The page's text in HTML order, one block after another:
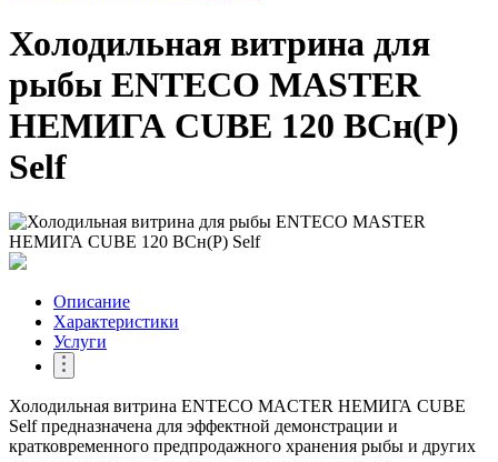
Холодильная витрина для
рыбы ENTECO MASTER
НЕМИГА CUBE 120 ВСн(Р)
Self
Описание
Характеристики
Услуги
Холодильная витрина ENTECO MACTER НЕМИГА CUBE
Self предназначена для эффектной демонстрации и
кратковременного предпродажного хранения рыбы и других